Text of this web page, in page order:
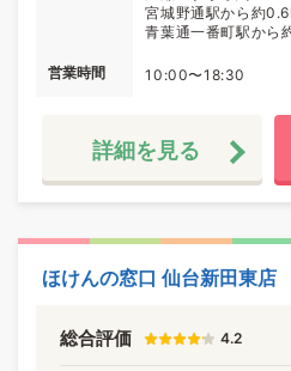
宮城野通駅から約
青葉通一番町駅から
営業時間 10:00〜18:30
詳細を見る
ほけんの窓口 仙台新田東店
総合評価 4.2